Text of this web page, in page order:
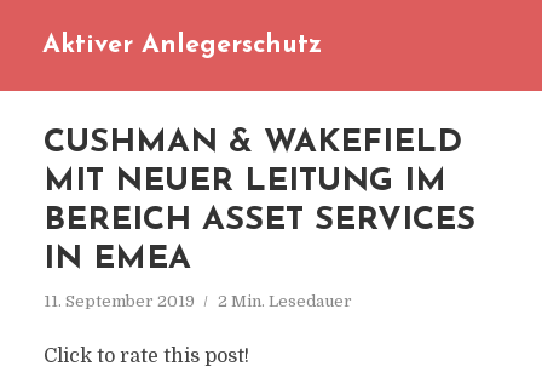
Aktiver Anlegerschutz
CUSHMAN & WAKEFIELD
MIT NEUER LEITUNG IM
BEREICH ASSET SERVICES
IN EMEA
11. September 2019 2 Min. Lesedauer
Click to rate this post!